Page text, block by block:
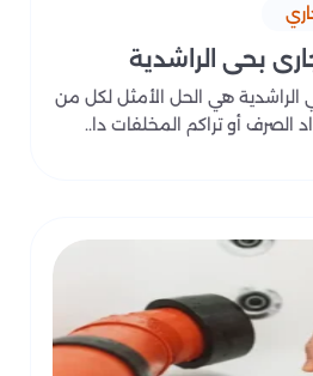
بحي الراشدية
هي الحل الأمثل لكل من
أو تراكم المخلفات دا..